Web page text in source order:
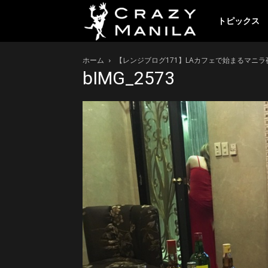
レ
イ
ジ
ー
マ
トピックス
ホーム 【レンジブログ171】LAカフェで始まるマニ
bIMG_2573